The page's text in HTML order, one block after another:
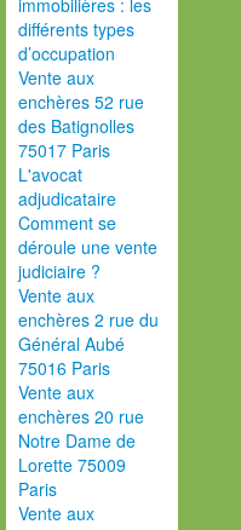
immobilières : les
différents types
d’occupation
Vente aux
enchères 52 rue
des Batignolles
75017 Paris
L'avocat
adjudicataire
Comment se
déroule une vente
judiciaire ?
Vente aux
enchères 2 rue du
Général Aubé
75016 Paris
Vente aux
enchères 20 rue
Notre Dame de
Lorette 75009
Paris
Vente aux